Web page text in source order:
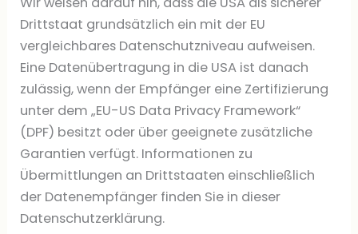
Drittstaat grundsätzlich ein mit der EU
vergleichbares Datenschutzniveau aufweisen.
Eine Datenübertragung in die USA ist danach
zulässig, wenn der Empfänger eine Zertifizierung
unter dem „EU-US Data Privacy Framework“
(DPF) besitzt oder über geeignete zusätzliche
Garantien verfügt. Informationen zu
Übermittlungen an Drittstaaten einschließlich
der Datenempfänger finden Sie in dieser
Datenschutzerklärung.